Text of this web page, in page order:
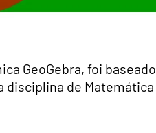
GeoGebra, foi baseado
de Matemática